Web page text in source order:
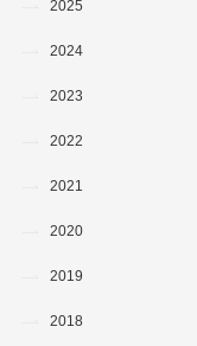
2025
2024
2023
2022
2021
2020
2019
2018